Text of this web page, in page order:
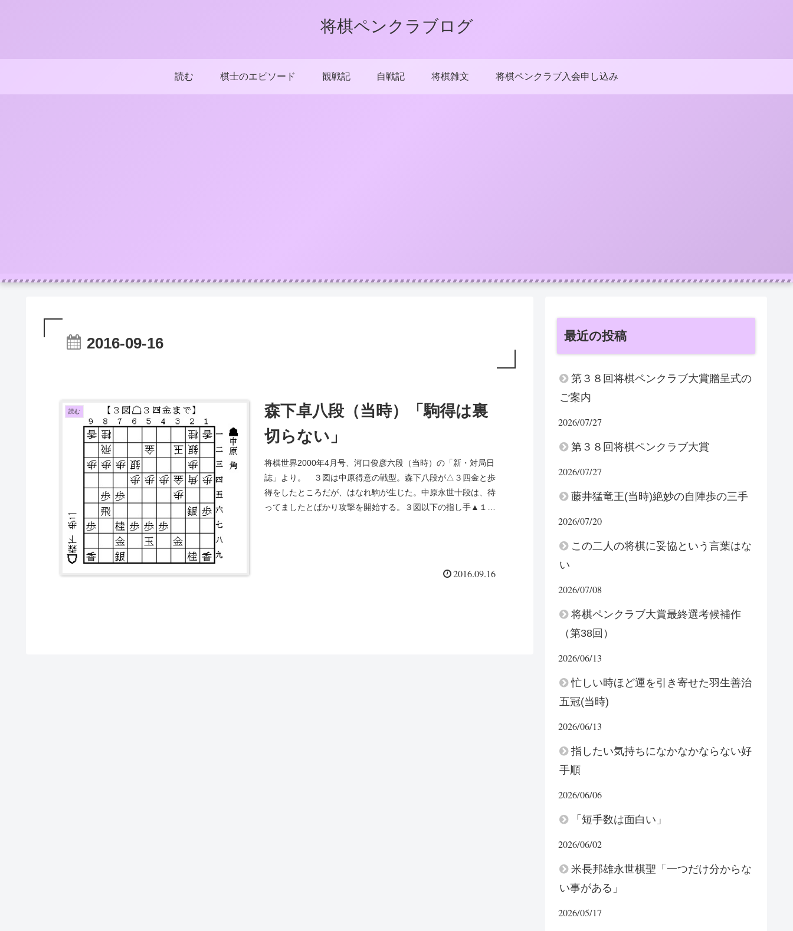
将棋ペンクラブログ
読む 棋士のエピソード 観戦記 自戦記 将棋雑文 将棋ペンクラブ入会申し込み
2016-09-16
読む
森下卓八段（当時）「駒得は裏
切らない」
将棋世界2000年4月号、河口俊彦六段（当時）の「新・対局日
誌」より。 ３図は中原得意の戦型。森下八段が△３四金と歩
得をしたところだが、はなれ駒が生じた。中原永世十段は、待
ってましたとばかり攻撃を開始する。３図以下の指し手▲１五
2016.09.16
最近の投稿
第３８回将棋ペンクラブ大賞贈呈式の
ご案内
2026/07/27
第３８回将棋ペンクラブ大賞
2026/07/27
藤井猛竜王(当時)絶妙の自陣歩の三手
2026/07/20
この二人の将棋に妥協という言葉はな
い
2026/07/08
将棋ペンクラブ大賞最終選考候補作
（第38回）
2026/06/13
忙しい時ほど運を引き寄せた羽生善治
五冠(当時)
2026/06/13
指したい気持ちになかなかならない好
手順
2026/06/06
「短手数は面白い」
2026/06/02
米長邦雄永世棋聖「一つだけ分からな
い事がある」
2026/05/17